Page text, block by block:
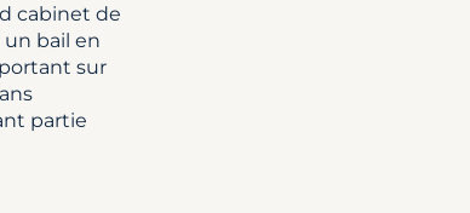
cabinet de
bail en
sur
partie